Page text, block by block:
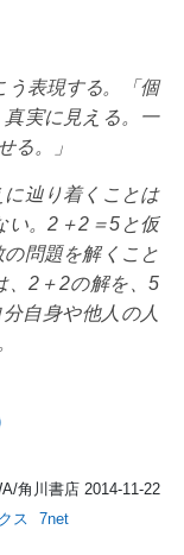
う表現する。「個
実に見える。一
る。」
辿り着くことは
い。2＋2＝5と仮
問題を解くこと
、2＋2の解を、5
自身や他人の人
角川書店 2014-11-22
ス 7net